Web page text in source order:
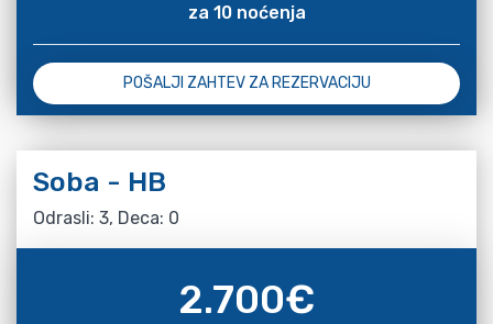
za 10 noćenja
POŠALJI ZAHTEV ZA REZERVACIJU
Soba - HB
Odrasli: 3, Deca: 0
2.700€